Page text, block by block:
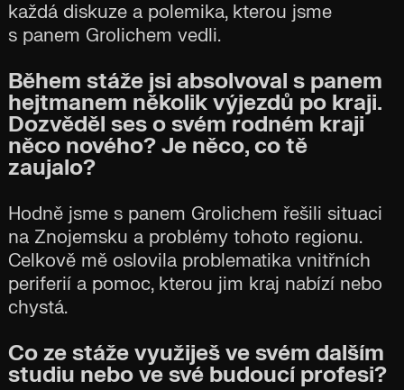
každá diskuze a polemika, kterou jsme
s panem Grolichem vedli.
Během stáže jsi absolvoval s panem
hejtmanem několik výjezdů po kraji.
Dozvěděl ses o svém rodném kraji
něco nového? Je něco, co tě
zaujalo?
Hodně jsme s panem Grolichem řešili situaci
na Znojemsku a problémy tohoto regionu.
Celkově mě oslovila problematika vnitřních
periferií a pomoc, kterou jim kraj nabízí nebo
chystá.
Co ze stáže využiješ ve svém dalším
studiu nebo ve své budoucí profesi?